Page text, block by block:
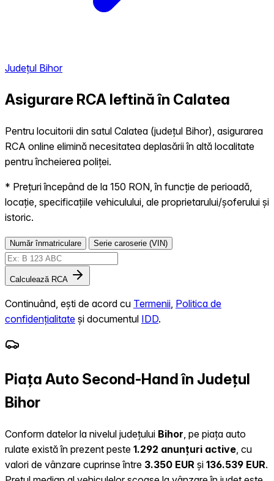
Județul Bihor
Asigurare RCA Ieftină în Calatea
Pentru locuitorii din satul Calatea (județul Bihor), asigurarea
RCA online elimină necesitatea deplasării în altă localitate
pentru încheierea poliței.
* Prețuri începând de la 150 RON, în funcție de perioadă,
locație, specificațiile vehiculului, ale proprietarului/șoferului și
istoric.
Număr înmatriculare Serie caroserie (VIN)
Calculează RCA
Continuând, ești de acord cu Termenii Politica de
confidențialitate și documentul IDD.
Piața Auto Second-Hand în Județul
Bihor
Conform datelor la nivelul județului Bihor , pe piața auto
rulate există în prezent peste 1.292 anunțuri active , cu
valori de vânzare cuprinse între 3.350 EUR și 136.539 EUR.